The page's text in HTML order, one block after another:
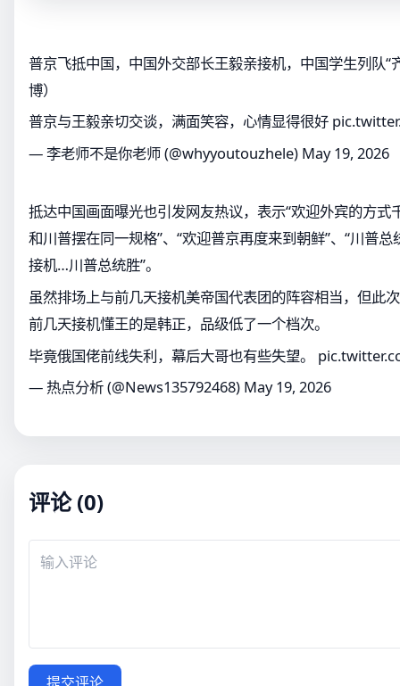
普京飞抵中国，中国外交部长王毅亲接机，中国学生列队“
博）
普京与王毅亲切交谈，满面笑容，心情显得很好
— 李老师不是你老师 (@whyyoutouzhele) May 19, 2026
抵达中国画面曝光也引发网友热议，表示“欢迎外宾的方式
和川普摆在同一规格”、“欢迎普京再度来到朝鲜”、“川普
接机…川普总统胜”。
虽然排场上与前几天接机美帝国代表团的阵容相当，但此
前几天接机懂王的是韩正，品级低了一个档次。
毕竟俄国佬前线失利，幕后大哥也有些失望。
— 热点分析 (@News135792468) May 19, 2026
评论 (0)